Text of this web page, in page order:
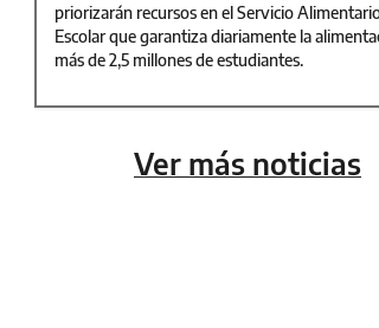
priorizarán recursos en el Servicio
Escolar que garantiza diariamente la
más de 2,5 millones de estudiantes.
Ver más noticias